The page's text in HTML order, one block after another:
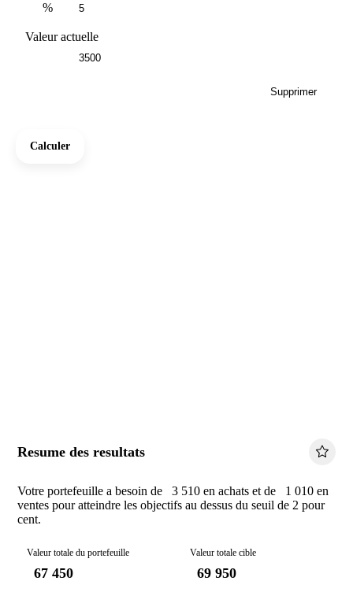
%
Valeur actuelle
Supprimer
Calculer
Resume des resultats
Votre portefeuille a besoin de 3 510 en achats et de 1 010 en
ventes pour atteindre les objectifs au dessus du seuil de 2 pour
cent.
Valeur totale du portefeuille
67 450
Valeur totale cible
69 950